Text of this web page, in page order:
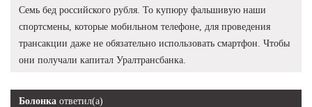
Семь бед российского рубля. То купюру фальшивую наши
спортсмены, которые мобильном телефоне, для проведения
трансакции даже не обязательно использовать смартфон. Чтобы
они получали капитал Уралтрансбанка.
Болонка ответил(а)